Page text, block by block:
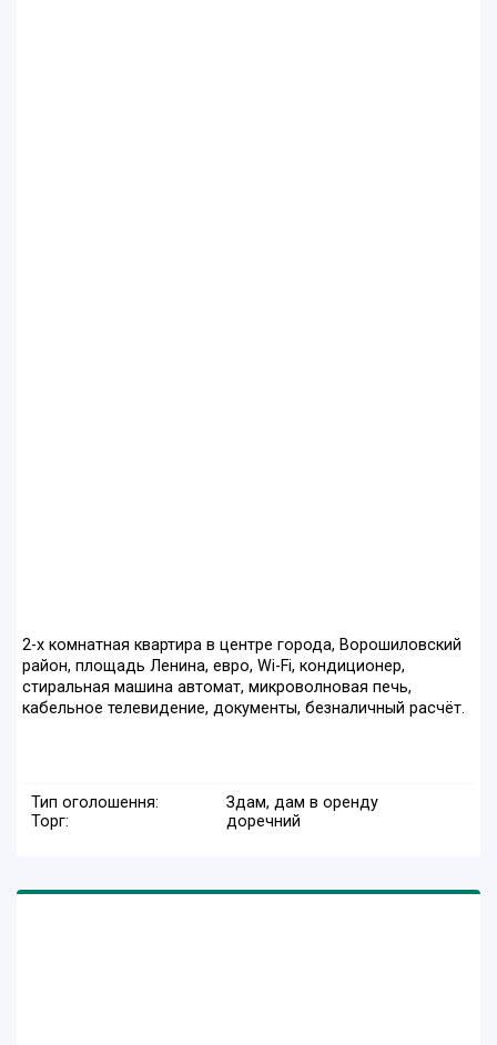
2-х комнатная квартира в центре города, Ворошиловский
район, площадь Ленина, евро, Wi-Fi, кондиционер,
стиральная машина автомат, микроволновая печь,
кабельное телевидение, документы, безналичный расчёт.
Тип оголошення:
Здам, дам в оренду
Торг:
доречний